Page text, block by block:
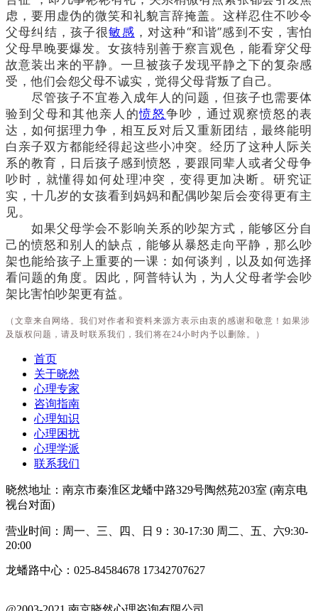
虑，要用虚伪的微笑和礼貌言辞掩盖。这样忍住不吵令
父母纠结，孩子很敏感 ，对这种“和谐”感到不安，害怕
父母早晚要爆发。女孩特别善于察言观色，能看穿父母
故意装出来的平静。一旦被孩子发现平静之下的复杂感
受，他们会怨父母不诚实，觉得父母背叛了自己。
尽管孩子不宜卷入成年人的问题，但孩子也需要体
验到父母和其他亲人的愤怒争吵，通过观察愤怒的表
达，如何据理力争，相互反对后又重新团结，最终能明
白亲子双方都能经得起这些小冲突。经历了这种人际关
系的教育，日后孩子感到愤怒，要跟同辈人或者父母争
吵时，就懂得如何处理冲突，变得更加决断。研究证
实，十几岁的女孩看到妈妈和配偶吵架后会变得更有主
见。
如果父母学会不影响关系的吵架方式，能够区分自
己的愤怒和别人的缺点，能够从暴怒走向平静，那么吵
架也能给孩子上重要的一课：如何谈判，以及如何选择
看问题的角度。因此，阿普特认为，为人父母者学会吵
架比害怕吵架更有益。
（文章来自网络。我们对作者和资料来源方表示由衷的感谢和敬意！如果涉
及版权问题，请及时联系我们，我们将在24小时内予以删除。）
首页
关于晓然
心理专家
咨询指南
心理知识
心理困扰
心理学派
联系我们
晓然地址：南京市秦淮区龙蟠中路329号陶然苑203室 (南京电
视台对面)
营业时间：周一、三、四、日 9：30-17:30 周二、五、六9:30-
20:00
龙蟠路中心：025-84584678 17342707627